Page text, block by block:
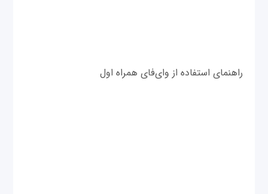
راهنمای استفاده از وای‌فای همراه اول